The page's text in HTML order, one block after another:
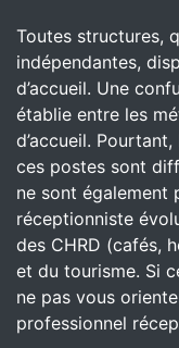
Toutes structures,
indépendantes,
d’accueil. Une
établie entre les
d’accueil.
ces postes sont
ne sont également
réceptionniste
des CHRD (cafés,
et du tourisme. Si
ne pas vous
professionnel